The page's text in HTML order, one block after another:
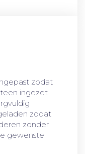
zodat
ingezet
zodat
zonder
gewenste